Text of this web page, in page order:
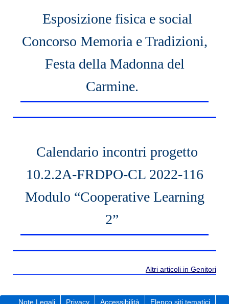
Esposizione fisica e social
Concorso Memoria e Tradizioni,
Festa della Madonna del
Carmine.
Calendario incontri progetto
10.2.2A-FRDPO-CL 2022-116
Modulo “Cooperative Learning
2”
Altri articoli in Genitori
Note Legali Privacy Accessibilità Elenco siti tematici